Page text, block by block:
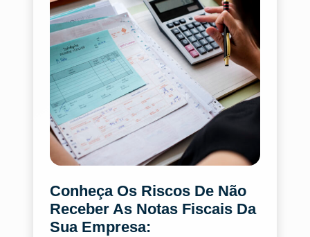
Conheça Os Riscos De Não
Receber As Notas Fiscais Da
Sua Empresa: